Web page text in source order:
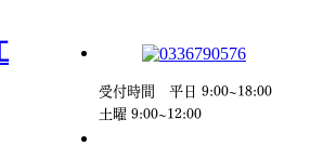
受付時間 平日 9:00~18:00
土曜 9:00~12:00